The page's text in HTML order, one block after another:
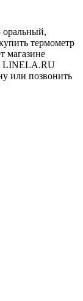
оральный,
термометр
магазине
LINELA.RU
или позвонить